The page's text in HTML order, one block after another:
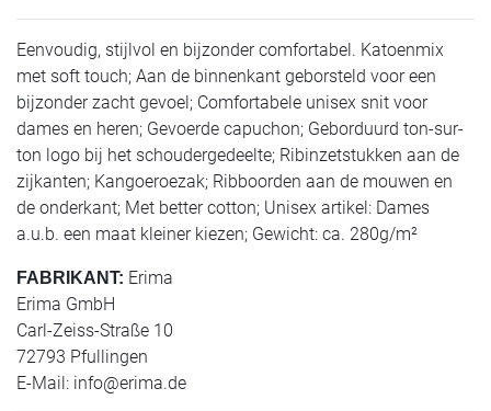
Eenvoudig, stijlvol en bijzonder comfortabel. Katoenmix
met soft touch; Aan de binnenkant geborsteld voor een
bijzonder zacht gevoel; Comfortabele unisex snit voor
dames en heren; Gevoerde capuchon; Geborduurd ton-sur-
ton logo bij het schoudergedeelte; Ribinzetstukken aan de
zijkanten; Kangoeroezak; Ribboorden aan de mouwen en
de onderkant; Met better cotton; Unisex artikel: Dames
a.u.b. een maat kleiner kiezen; Gewicht: ca. 280g/m²
FABRIKANT: Erima
Erima GmbH
Carl-Zeiss-Straße 10
72793 Pfullingen
E-Mail: info@erima.de